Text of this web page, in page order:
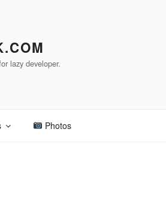
lazy developer.
Photos